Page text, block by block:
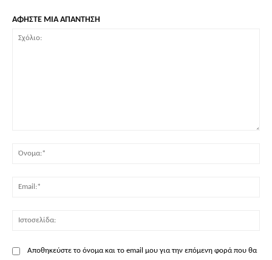
ΑΦΗΣΤΕ ΜΙΑ ΑΠΑΝΤΗΣΗ
Αποθηκεύστε το όνομα και το email μου για την επόμενη φορά που θα